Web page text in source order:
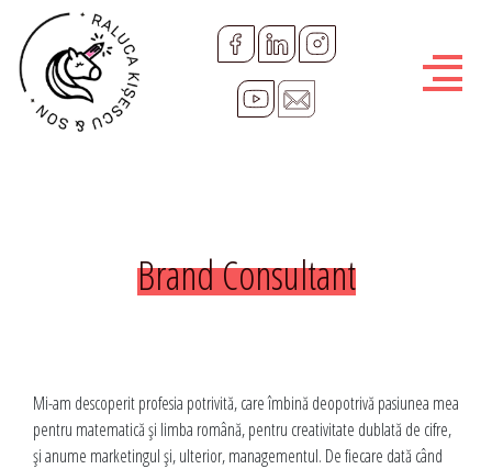
Brand Consultant
Mi-am descoperit profesia potrivită, care îmbină deopotrivă pasiunea mea
pentru matematică și limba română, pentru creativitate dublată de cifre,
și anume marketingul și, ulterior, managementul. De fiecare dată când